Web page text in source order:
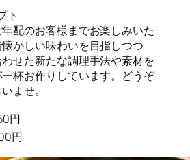
ト
配のお客様までお楽しみいた
かしい味わいを目指しつつ
せた新たな調理手法や素材を
杯お作りしています。どうぞ
ませ。
円
円